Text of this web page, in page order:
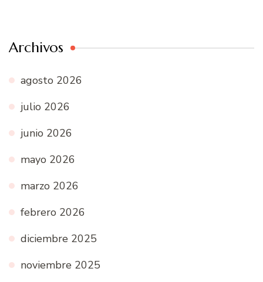
Archivos
agosto 2026
julio 2026
junio 2026
mayo 2026
marzo 2026
febrero 2026
diciembre 2025
noviembre 2025